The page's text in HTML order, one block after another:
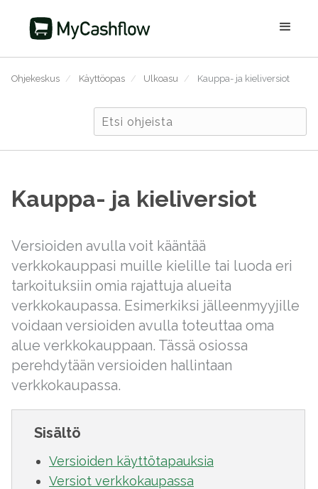
Ohjekeskus / Käyttöopas / Ulkoasu / Kauppa- ja kieliversiot
Kauppa- ja kieliversiot
Versioiden avulla voit kääntää
verkkokauppasi muille kielille tai luoda eri
tarkoituksiin omia rajattuja alueita
verkkokaupassa. Esimerkiksi jälleenmyyjille
voidaan versioiden avulla toteuttaa oma
alue verkkokauppaan. Tässä osiossa
perehdytään versioiden hallintaan
verkkokaupassa.
Sisältö
Versioiden käyttötapauksia
Versiot verkkokaupassa